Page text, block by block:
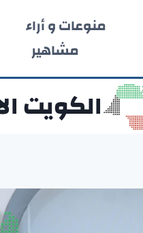
منوعات و أراء
مشاهير
الكويت